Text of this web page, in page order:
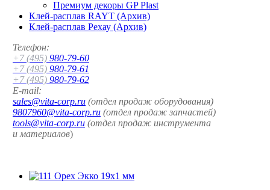
Премиум декоры GP Plast
Клей-расплав RAYT (Архив)
Клей-расплав Рехау (Архив)
Телефон:
+7 (495) 980-79-60
+7 (495) 980-79-61
+7 (495) 980-79-62
E-mail:
sales@vita-corp.ru (отдел продаж оборудования)
9807960@vita-corp.ru (отдел продаж запчастей)
tools@vita-corp.ru (отдел продаж инструмента
и материалов)